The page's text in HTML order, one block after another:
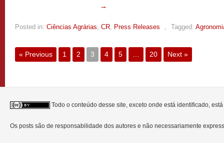
→
Posted in: Ciências Agrárias, CR, Press Releases , Tagged:
« Previous 1 2 3 4 5 20 Next »
Todo o conteúdo desse site, exceto onde está identificado,
Os posts são de responsabilidade dos autores e não necessariamente